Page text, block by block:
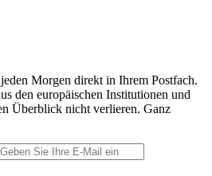
Morgen direkt in Ihrem Postfach.
den europäischen Institutionen und
Überblick nicht verlieren. Ganz